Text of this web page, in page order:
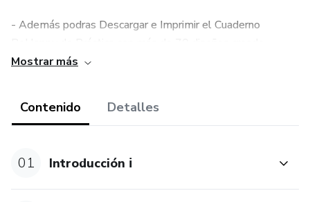
- Además podras Descargar e Imprimir el Cuaderno
especialmente para ti
🔥Te gusta alcanzar tus objetivos rápidamente💪🏼
🔥Te gustaría aprender a dibujar ✍🏼
Mostrar más
Contenido Detalles
01 Introducción ℹ️